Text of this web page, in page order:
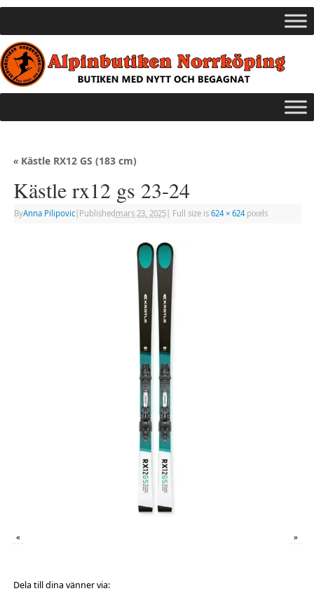
«Kästle RX12 GS (183 cm)
Kästle rx12 gs 23-24
ByAnna Pilipovic| Published mars 23, 2025| Full size is 624 × 624pixels
« »
Dela till dina vänner via: